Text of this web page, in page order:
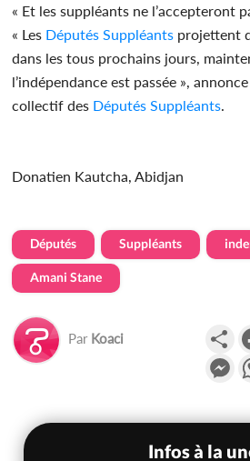
« Et les suppléants ne l’accepteront
« Les Députés Suppléants projettent
dans les tous prochains jours,
l’indépendance est passée »,
collectif des Députés Suppléants
Donatien Kautcha, Abidjan
Députés Suppléants
Amani Stane
Par Koaci
Infos à la